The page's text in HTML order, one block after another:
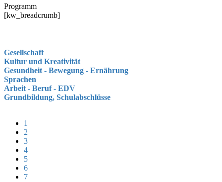
Programm
[kw_breadcrumb]
Gesellschaft
Kultur und Kreativität
Gesundheit - Bewegung - Ernährung
Sprachen
Arbeit - Beruf - EDV
Grundbildung, Schulabschlüsse
1
2
3
4
5
6
7